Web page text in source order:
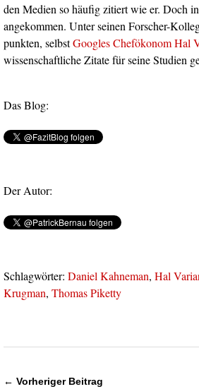
den Medien so häufig zitiert wie er. Doch
angekommen. Unter seinen Forscher-
punkten, selbstGoogles Chefökonom Hal
wissenschaftliche Zitate für seine Studien
Das Blog:
Der Autor:
Schlagwörter: Daniel Kahneman, Hal
Krugman, Thomas Piketty
← Vorheriger Beitrag